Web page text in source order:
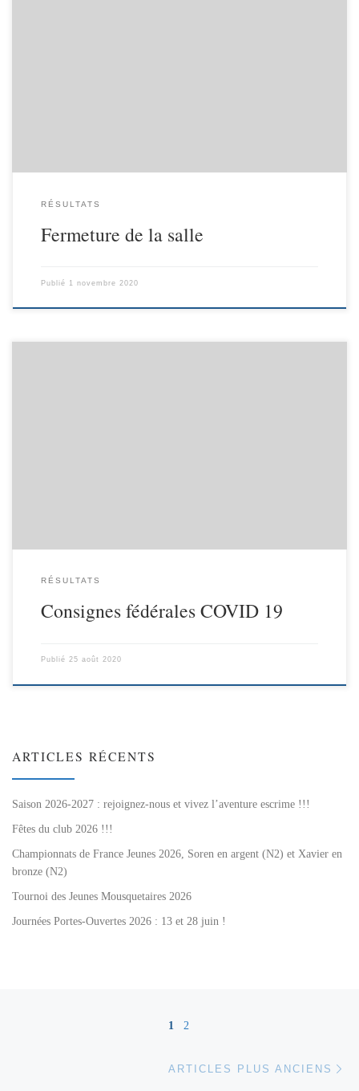
RÉSULTATS
Fermeture de la salle
Publié 1 novembre 2020
RÉSULTATS
Consignes fédérales COVID 19
Publié 25 août 2020
ARTICLES RÉCENTS
Saison 2026-2027 : rejoignez-nous et vivez l’aventure escrime !!!
Fêtes du club 2026 !!!
Championnats de France Jeunes 2026, Soren en argent (N2) et Xavier en
bronze (N2)
Tournoi des Jeunes Mousquetaires 2026
Journées Portes-Ouvertes 2026 : 13 et 28 juin !
Navigation dans les articles
1 2
ARTICLES PLUS ANCIENS